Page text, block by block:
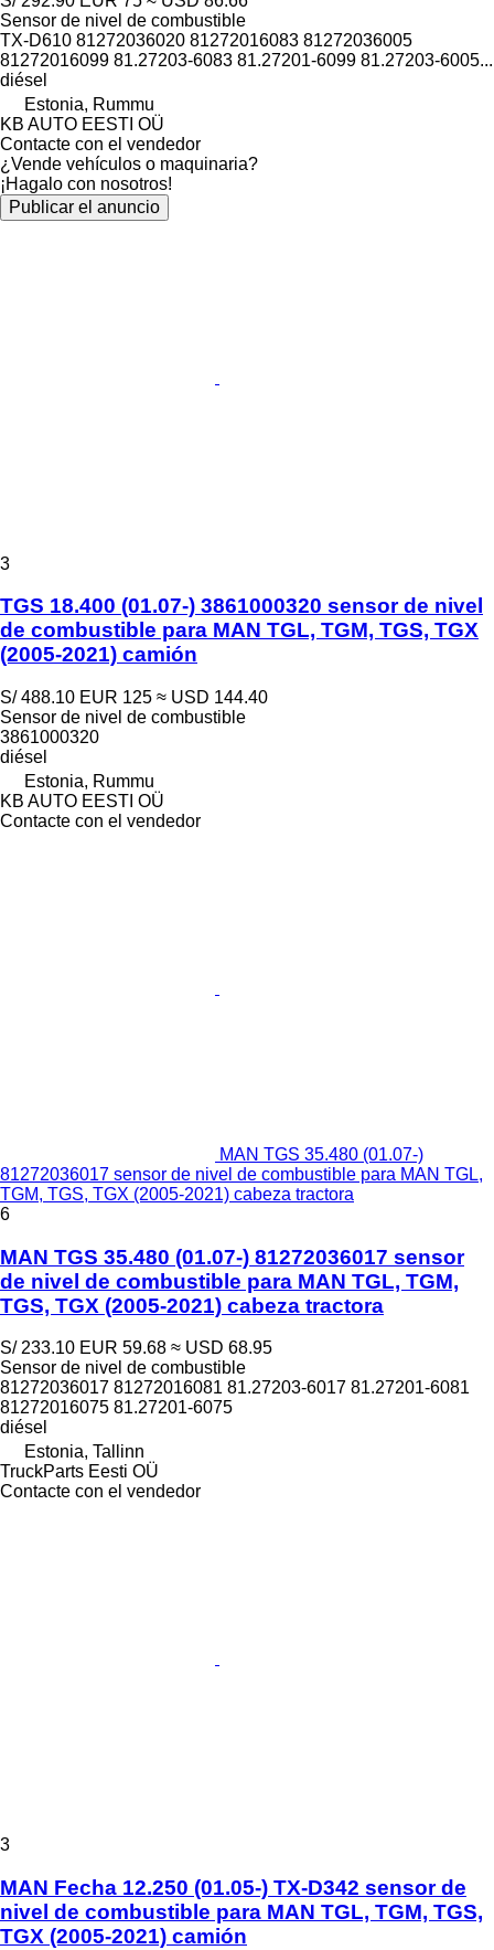
Sensor de nivel de combustible
TX-D610 81272036020 81272016083 81272036005
81272016099 81.27203-6083 81.27201-6099 81.27203-6005...
diésel
Estonia, Rummu
KB AUTO EESTI OÜ
Contacte con el vendedor
¿Vende vehículos o maquinaria?
¡Hagalo con nosotros!
Publicar el anuncio
3
TGS 18.400 (01.07-) 3861000320 sensor de nivel
de combustible para MAN TGL, TGM, TGS, TGX
(2005-2021) camión
S/ 488.10 EUR 125 ≈ USD 144.40
Sensor de nivel de combustible
3861000320
diésel
Estonia, Rummu
KB AUTO EESTI OÜ
Contacte con el vendedor
MAN TGS 35.480 (01.07-)
81272036017 sensor de nivel de combustible para MAN TGL,
TGM, TGS, TGX (2005-2021) cabeza tractora
6
MAN TGS 35.480 (01.07-) 81272036017 sensor
de nivel de combustible para MAN TGL, TGM,
TGS, TGX (2005-2021) cabeza tractora
S/ 233.10 EUR 59.68 ≈ USD 68.95
Sensor de nivel de combustible
81272036017 81272016081 81.27203-6017 81.27201-6081
81272016075 81.27201-6075
diésel
Estonia, Tallinn
TruckParts Eesti OÜ
Contacte con el vendedor
3
MAN Fecha 12.250 (01.05-) TX-D342 sensor de
nivel de combustible para MAN TGL, TGM, TGS,
TGX (2005-2021) camión